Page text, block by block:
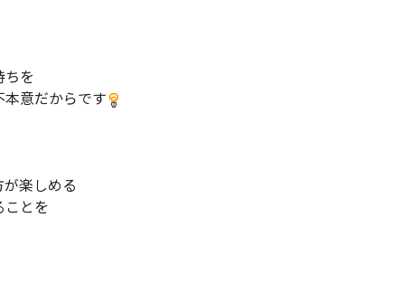
ちを
意だからです
楽しめる
ことを